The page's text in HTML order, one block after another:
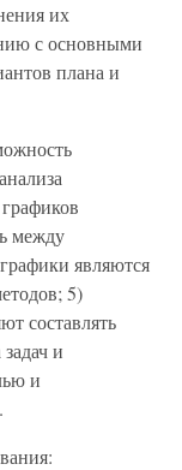
их
с основными
плана и
между
являются
5)
составлять
и
и